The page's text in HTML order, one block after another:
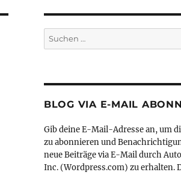
Suche
nach:
BLOG VIA E-MAIL
Gib deine E-Mail-Adresse an, um
zu abonnieren und
neue Beiträge via E-Mail durch
Inc. (Wordpress.com) zu erhalten.